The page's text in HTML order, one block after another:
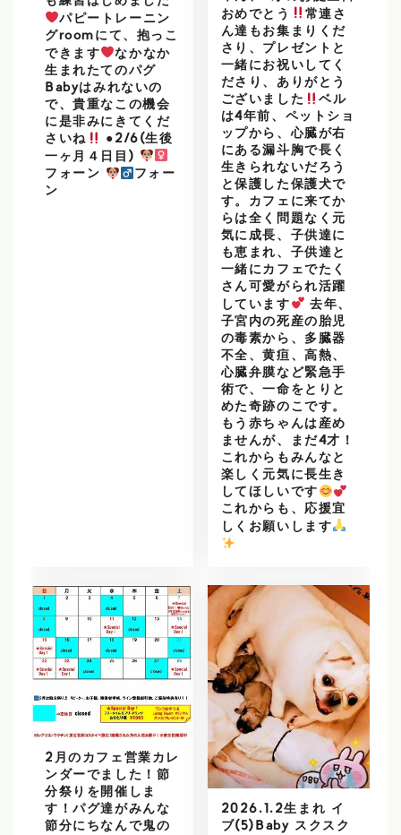
パピートレーニン
グroomにて、抱っこ
できます
なかなか
生まれたてのパグ
Babyはみれないの
で、貴重なこの機会
に是非みにきてくだ
さいね
●2/6(生後
一ヶ月４日目)
フォーン
フォー
ン
おめでとう
常連さ
ん達もお集まりくだ
さり、プレゼントと
一緒にお祝いしてく
ださり、ありがとう
ございました
ベル
は4年前、ペットショ
ップから、心臓が右
にある漏斗胸で長く
生きられないだろう
と保護した保護犬で
す。カフェに来てか
らは全く問題なく元
気に成長、子供達に
も恵まれ、子供達と
一緒にカフェでたく
さん可愛がられ活躍
しています
去年、
子宮内の死産の胎児
の毒素から、多臓器
不全、黄疸、高熱、
心臓弁膜など緊急手
術で、一命をとりと
めた奇跡のこです。
もう赤ちゃんは産め
ませんが、まだ4才！
これからもみんなと
楽しく元気に長生き
してほしいです
これからも、応援宜
しくお願いします
2月のカフェ営業カレ
ンダーでました！節
分祭りを開催しま
す！パグ達がみんな
節分にちなんで鬼の
2026.1.2生まれ イ
ブ(5)Baby スクスク